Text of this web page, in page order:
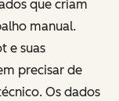
que criam
manual.
e suas
precisar de
Os dados